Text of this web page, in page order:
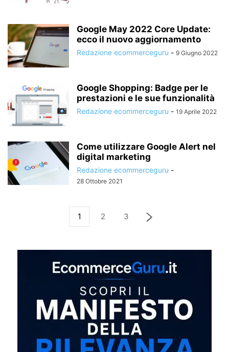
Google May 2022 Core Update:
ecco il nuovo aggiornamento
Redazione ecommerceguru - 9 Giugno 2022
Google Shopping: Badge per le
prestazioni e le sue funzionalità
Redazione ecommerceguru - 19 Aprile 2022
Come utilizzare Google Alert nel
digital marketing
Redazione ecommerceguru -
28 Ottobre 2021
1 2 3